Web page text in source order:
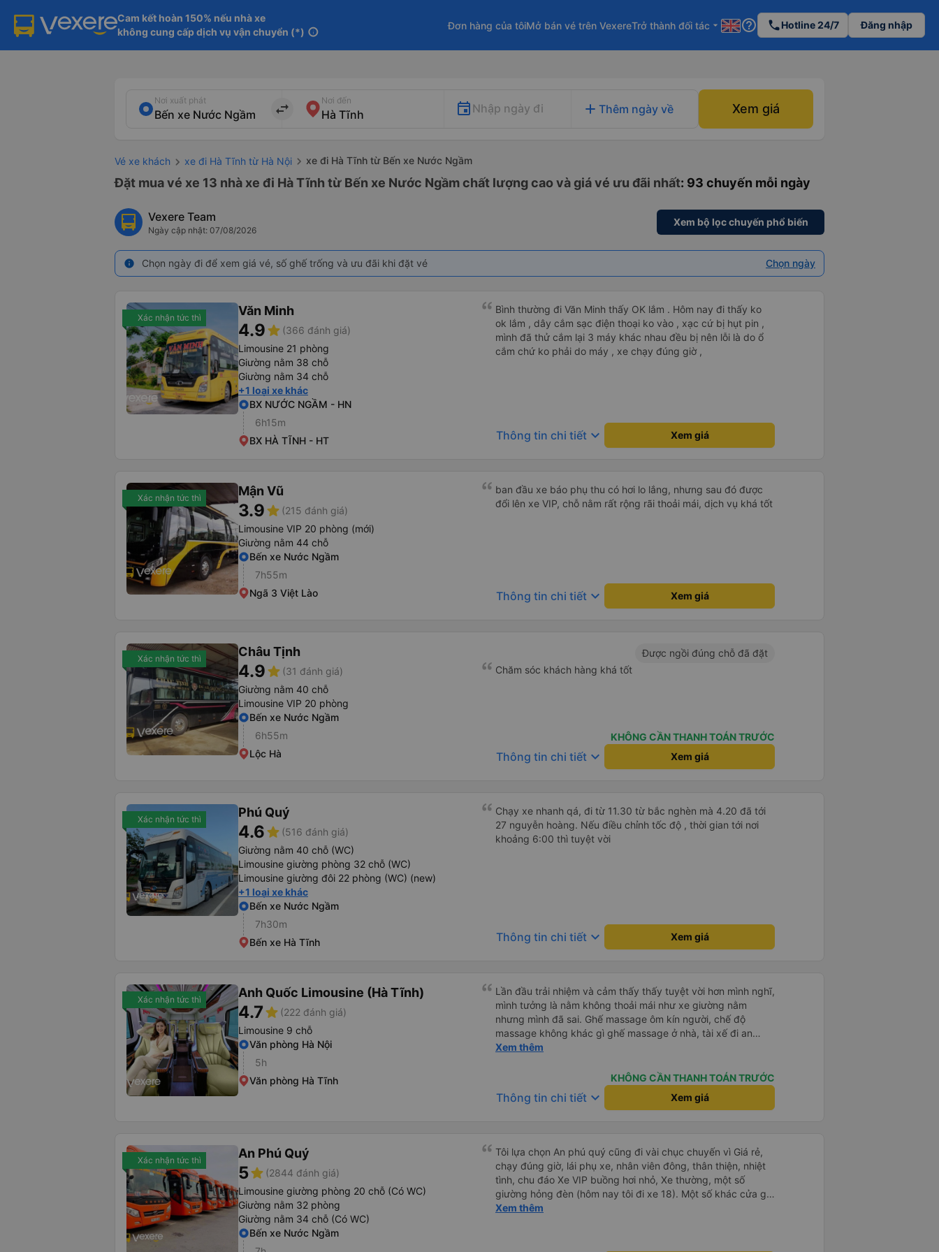
Cam kết hoàn 150% nếu nhà xe
không cung cấp dịch vụ vận chuyển (*) info
Đơn hàng của tôiMở bán vé trên VexereTrở thành đối tác arrow_drop_down help_outline phoneHotline 24/7 Đăng nhập
Nơi xuất phát
import_export
Nơi đến
Nhập ngày đi add Thêm ngày về Xem giá
Vé xe khách xe đi Hà Tĩnh từ Hà Nội xe đi Hà Tĩnh từ Bến xe Nước Ngầm
Đặt mua vé xe 13 nhà xe đi Hà Tĩnh từ Bến xe Nước Ngầm chất lượng cao và giá vé ưu đãi nhất: 93 chuyến mỗi ngày
Vexere Team
Ngày cập nhật: 07/08/2026
Xem bộ lọc chuyến phổ biến
info Chọn ngày đi để xem giá vé, số ghế trống và ưu đãi khi đặt vé Chọn ngày
Xác nhận tức thì Văn Minh
4.9star (366 đánh giá)
Limousine 21 phòng
Giường nằm 38 chỗ
Giường nằm 34 chỗ
+1 loại xe khác
BX NƯỚC NGẦM - HN
6h15m
BX HÀ TĨNH - HT
Bình thường đi Văn Minh thấy OK lắm . Hôm nay đi thấy ko
ok lắm , dây cắm sạc điện thoại ko vào , xạc cứ bị hụt pin ,
mình đã thử cắm lại 3 máy khác nhau đều bị nên lỗi là do ổ
cắm chứ ko phải do máy , xe chạy đúng giờ ,
Thông tin chi tiết keyboard_arrow_down Xem giá
Xác nhận tức thì Mận Vũ
3.9star (215 đánh giá)
Limousine VIP 20 phòng (mới)
Giường nằm 44 chỗ
Bến xe Nước Ngầm
7h55m
Ngã 3 Việt Lào
ban đầu xe báo phụ thu có hơi lo lắng, nhưng sau đó được
đổi lên xe VIP, chỗ nằm rất rộng rãi thoải mái, dịch vụ khá tốt
Thông tin chi tiết keyboard_arrow_down Xem giá
Xác nhận tức thì Châu Tịnh
4.9star (31 đánh giá)
Giường nằm 40 chỗ
Limousine VIP 20 phòng
Bến xe Nước Ngầm
6h55m
Lộc Hà
Được ngồi đúng chỗ đã đặt
Chăm sóc khách hàng khá tốt
KHÔNG CẦN THANH TOÁN TRƯỚC
Thông tin chi tiết keyboard_arrow_down Xem giá
Xác nhận tức thì Phú Quý
4.6star (516 đánh giá)
Giường nằm 40 chỗ (WC)
Limousine giường phòng 32 chỗ (WC)
Limousine giường đôi 22 phòng (WC) (new)
+1 loại xe khác
Bến xe Nước Ngầm
7h30m
Bến xe Hà Tĩnh
Chạy xe nhanh qá, đi từ 11.30 từ bắc nghèn mà 4.20 đã tới
27 nguyễn hoàng. Nếu điều chỉnh tốc độ , thời gian tới nơi
khoảng 6:00 thì tuyệt vời
Thông tin chi tiết keyboard_arrow_down Xem giá
Xác nhận tức thì Anh Quốc Limousine (Hà Tĩnh)
4.7star (222 đánh giá)
Limousine 9 chỗ
Văn phòng Hà Nội
5h
Văn phòng Hà Tĩnh
Lần đầu trải nhiệm và cảm thấy thấy tuyệt vời hơn mình nghĩ,
mình tưởng là nằm không thoải mái như xe giường nằm
nhưng mình đã sai. Ghế massage ôm kín người, chế độ
massage không khác gì ghế massage ở nhà, tài xế đi an
toàn cẩn thận nên dù ngồi ghế cuối mà mình cũng không
là khách quen của nhà xe này cho những chuyến đi tiếp theo
Xem thêm
KHÔNG CẦN THANH TOÁN TRƯỚC
Thông tin chi tiết keyboard_arrow_down Xem giá
Xác nhận tức thì An Phú Quý
5star (2844 đánh giá)
Limousine giường phòng 20 chỗ (Có WC)
Giường nằm 32 phòng
Giường nằm 34 chỗ (Có WC)
Bến xe Nước Ngầm
Tôi lựa chọn An phú quý cũng đi vài chục chuyến vì Giá rẻ,
chạy đúng giờ, lái phụ xe, nhân viên đông, thân thiện, nhiệt
tình, chu đáo Xe VIP buồng hơi nhỏ, Xe thường, một số
giường hỏng đèn (hôm nay tôi đi xe 18). Một số khác cửa gió
điều hoà (cửa cuộn) nút kẹt, khá lạnh. Tuy nhiên, về lâu dài
Xem thêm